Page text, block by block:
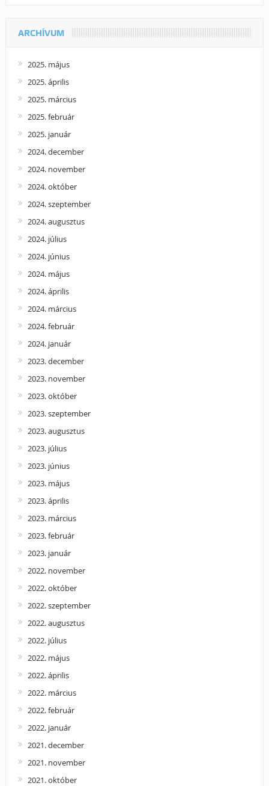
ARCHÍVUM
2025. május
2025. április
2025. március
2025. február
2025. január
2024. december
2024. november
2024. október
2024. szeptember
2024. augusztus
2024. július
2024. június
2024. május
2024. április
2024. március
2024. február
2024. január
2023. december
2023. november
2023. október
2023. szeptember
2023. augusztus
2023. július
2023. június
2023. május
2023. április
2023. március
2023. február
2023. január
2022. november
2022. október
2022. szeptember
2022. augusztus
2022. július
2022. május
2022. április
2022. március
2022. február
2022. január
2021. december
2021. november
2021. október